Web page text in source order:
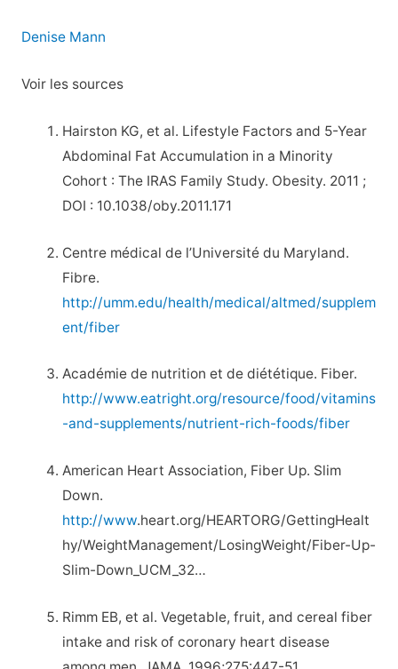
Denise Mann
Voir les sources
Hairston KG, et al. Lifestyle Factors and 5-Year
Abdominal Fat Accumulation in a Minority
Cohort : The IRAS Family Study. Obesity. 2011 ;
DOI : 10.1038/oby.2011.171
Centre médical de l’Université du Maryland.
Fibre.
http://umm.edu/health/medical/altmed/supplem
ent/fiber
Académie de nutrition et de diététique. Fiber.
http://www.eatright.org/resource/food/vitamins
-and-supplements/nutrient-rich-foods/fiber
American Heart Association, Fiber Up. Slim
Down.
http://www.heart.org/HEARTORG/GettingHealt
hy/WeightManagement/LosingWeight/Fiber-Up-
Slim-Down_UCM_32…
Rimm EB, et al. Vegetable, fruit, and cereal fiber
intake and risk of coronary heart disease